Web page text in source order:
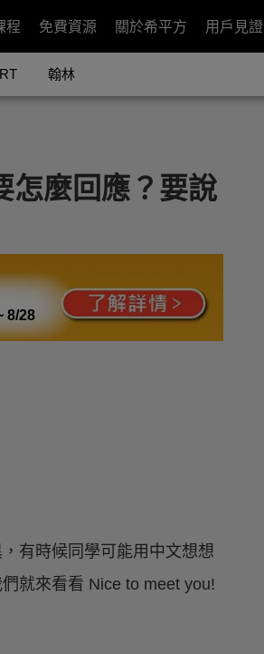
程 免費資源 關於希平方 用戶見證
翰林
怎麼回應？要說
8/28
有時候同學可能用中文想想
就來看看 Nice to meet you!